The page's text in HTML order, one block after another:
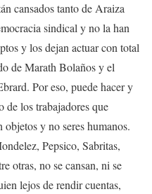
cansados tanto de Araiza
sindical y no la han
y los dejan actuar con total
de Marath Bolaños y el
Por eso, puede hacer y
de los trabajadores que
y no seres humanos.
Pepsico, Sabritas,
otras, no se cansan, ni se
lejos de rendir cuentas,